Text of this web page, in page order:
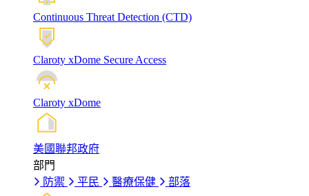
Continuous Threat Detection (CTD)
Claroty xDome Secure Access
Claroty xDome
美國聯邦政府
部門
防禦
平民 醫療保健 部落